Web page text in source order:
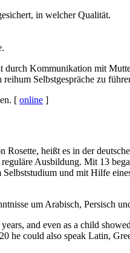
in welcher Qualität.
Kommunikation mit
Selbstgespräche zu
[ online ]
heißt es in der
Ausbildung. Mit 13
und mit Hilfe
um Arabisch, Persisch
and even as a child
he could also speak Latin,